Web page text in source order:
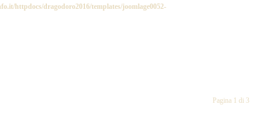
httpdocs/dragodoro2016/templates/joomlage0052-
Pagina 1 di 3